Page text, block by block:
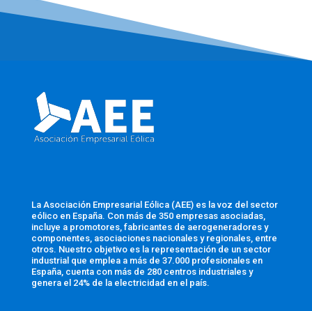
La Asociación Empresarial Eólica (AEE) es la voz del sector
eólico en España. Con más de 350 empresas asociadas,
incluye a promotores, fabricantes de aerogeneradores y
componentes, asociaciones nacionales y regionales, entre
otros. Nuestro objetivo es la representación de un sector
industrial que emplea a más de 37.000 profesionales en
España, cuenta con más de 280 centros industriales y
genera el 24% de la electricidad en el país.